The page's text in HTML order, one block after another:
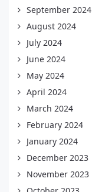
September 2024
August 2024
July 2024
June 2024
May 2024
April 2024
March 2024
February 2024
January 2024
December 2023
November 2023